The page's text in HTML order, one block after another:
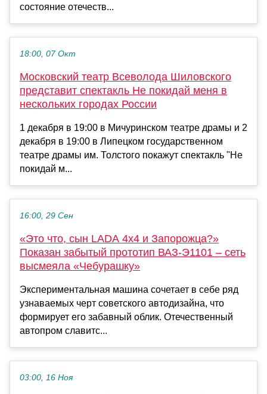
состояние отечеств...
18:00, 07 Окт
Московский театр Всеволода Шиловского
представит спектакль Не покидай меня в
нескольких городах России
1 декабря в 19:00 в Мичуринском театре драмы и 2
декабря в 19:00 в Липецком государственном
театре драмы им. Толстого покажут спектакль "Не
покидай м...
16:00, 29 Сен
«Это что, сын LADA 4x4 и Запорожца?»
Показан забытый прототип ВАЗ-Э1101 – сеть
высмеяла «Чебурашку»
Экспериментальная машина сочетает в себе ряд
узнаваемых черт советского автодизайна, что
формирует его забавный облик. Отечественный
автопром славитс...
03:00, 16 Ноя